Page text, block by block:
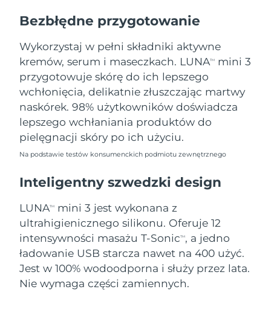
Bezbłędne przygotowanie
Wykorzystaj w pełni składniki aktywne
kremów, serum i maseczkach. LUNATM
mini 3
przygotowuje skórę do ich lepszego
wchłonięcia, delikatnie złuszczając martwy
naskórek. 98% użytkowników doświadcza
lepszego wchłaniania produktów do
pielęgnacji skóry po ich użyciu.
Na podstawie testów konsumenckich podmiotu zewnętrznego
Inteligentny szwedzki design
LUNATM
mini 3 jest wykonana z
ultrahigienicznego silikonu. Oferuje 12
intensywności masażu T-SonicTM, a jedno
ładowanie USB starcza nawet na 400 użyć.
Jest w 100% wodoodporna i służy przez lata.
Nie wymaga części zamiennych.
Słowacja
Słowenia
Oczekiwany czas dostawy
Republika
Południowej Afryki
Oczekiwany czas dostawy
Korea Południowa
Oczekiwany czas dostawy
Hiszpania
Oczekiwany czas dostawy
Szwecja
Oczekiwany czas dostawy
8/8/26
Szwajcaria
Oczekiwany czas dostawy
8/8/26